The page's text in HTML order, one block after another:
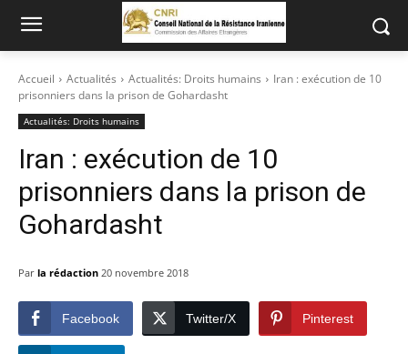
Accueil Actualités Actualités: Droits humains
Iran : exécution de 10
prisonniers dans la prison de Gohardasht
Actualités: Droits humains
Iran : exécution de 10
prisonniers dans la prison de
Gohardasht
Par la rédaction 20 novembre 2018
Facebook Twitter/X Pinterest